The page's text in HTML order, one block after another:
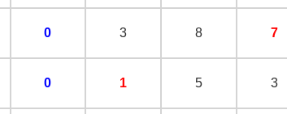
0 3 8 7
0 1 5 3